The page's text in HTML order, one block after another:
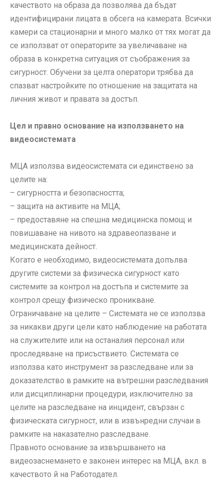
качеството на образа да позволява да бъдат
идентифицирани лицата в обсега на камерата. Всички
камери са стационарни и много малко от тях могат да
се използват от операторите за увеличаване на
образа в конкретна ситуация от съображения за
сигурност. Обучени за целта оператори трябва да
спазват настройките по отношение на защитата на
личния живот и правата за достъп.
Цел и правно основание на използването на
видеосистемата
МЦА използва видеосистемата си единствено за
целите на:
– сигурността и безопасността;
– защита на активите на МЦА;
– предоставяне на спешна медицинска помощ и
повишаване на нивото на здравеопазване и
медицинската дейност.
Когато е необходимо, видеосистемата допълва
другите системи за физическа сигурност като
системите за контрол на достъпа и системите за
контрол срещу физическо проникване.
Ограничаване на целите – Системата не се използва
за никакви други цели като наблюдение на работата
на служителите или на останалия персонал или
проследяване на присъствието. Системата се
използва като инструмент за разследване или за
доказателство в рамките на вътрешни разследвания
или дисциплинарни процедури, изключително за
целите на разследване на инцидент, свързан с
физическата сигурност, или в извънредни случаи в
рамките на наказателно разследване.
Правното основание за извършването на
видеозаснемането е законен интерес на МЦА, вкл. в
качеството й на Работодател.